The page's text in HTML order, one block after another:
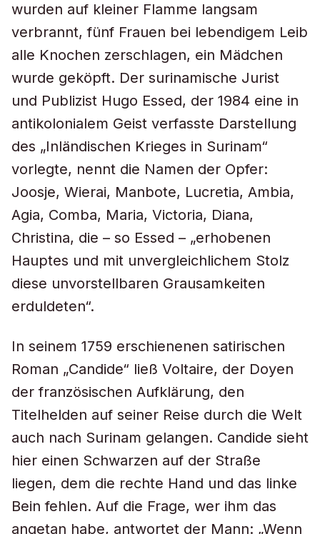
wurden auf kleiner Flamme langsam
verbrannt, fünf Frauen bei lebendigem Leib
alle Knochen zerschlagen, ein Mädchen
wurde geköpft. Der surinamische Jurist
und Publizist Hugo Essed, der 1984 eine in
antikolonialem Geist verfasste Darstellung
des „Inländischen Krieges in Surinam“
vorlegte, nennt die Namen der Opfer:
Joosje, Wierai, Manbote, Lucretia, Ambia,
Agia, Comba, Maria, Victoria, Diana,
Christina, die – so Essed – „erhobenen
Hauptes und mit unvergleichlichem Stolz
diese unvorstellbaren Grausamkeiten
erduldeten“.
In seinem 1759 erschienenen satirischen
Roman „Candide“ ließ Voltaire, der Doyen
der französischen Aufklärung, den
Titelhelden auf seiner Reise durch die Welt
auch nach Surinam gelangen. Candide sieht
hier einen Schwarzen auf der Straße
liegen, dem die rechte Hand und das linke
Bein fehlen. Auf die Frage, wer ihm das
angetan habe, antwortet der Mann: „Wenn